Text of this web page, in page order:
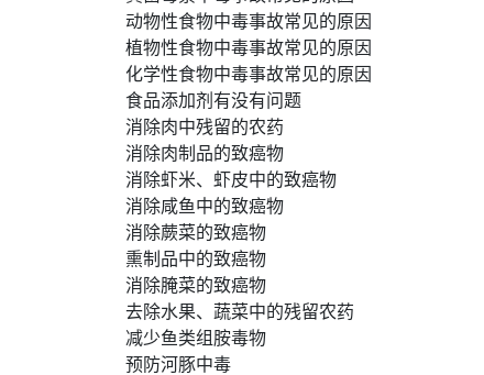
动物性食物中毒事故常见的原因
植物性食物中毒事故常见的原因
化学性食物中毒事故常见的原因
食品添加剂有没有问题
消除肉中残留的农药
消除肉制品的致癌物
消除虾米、虾皮中的致癌物
消除咸鱼中的致癌物
消除蕨菜的致癌物
熏制品中的致癌物
消除腌菜的致癌物
去除水果、蔬菜中的残留农药
减少鱼类组胺毒物
预防河豚中毒